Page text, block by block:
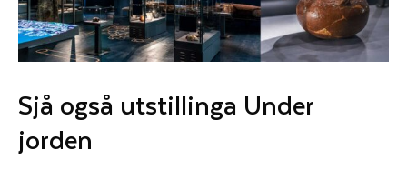
Sjå også utstillinga Under
jorden